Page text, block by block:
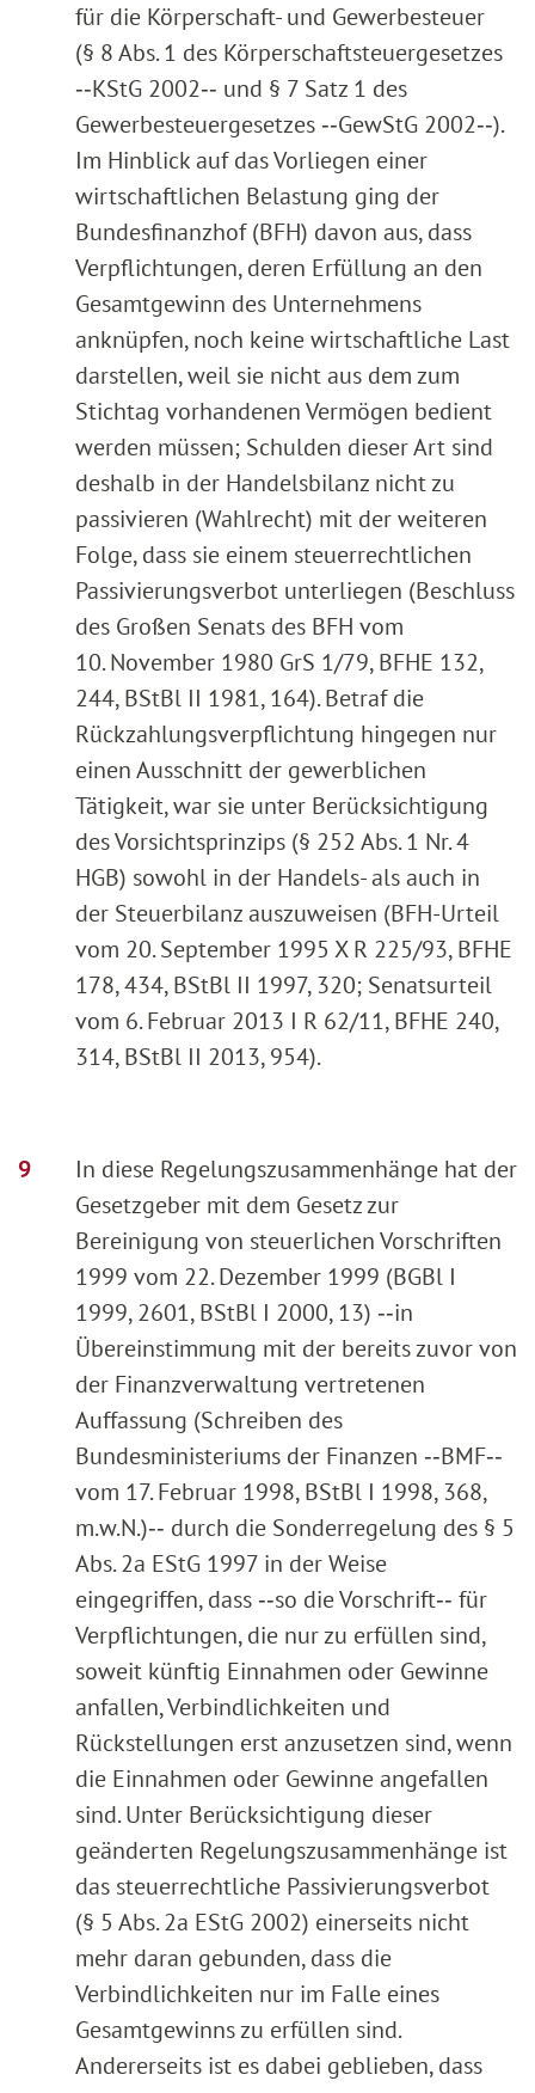
für die Körperschaft- und Gewerbesteuer
(§ 8 Abs. 1 des Körperschaftsteuergesetzes
‑‑KStG 2002‑‑ und § 7 Satz 1 des
Gewerbesteuergesetzes ‑‑GewStG 2002‑‑).
Im Hinblick auf das Vorliegen einer
wirtschaftlichen Belastung ging der
Bundesfinanzhof (BFH) davon aus, dass
Verpflichtungen, deren Erfüllung an den
Gesamtgewinn des Unternehmens
anknüpfen, noch keine wirtschaftliche Last
darstellen, weil sie nicht aus dem zum
Stichtag vorhandenen Vermögen bedient
werden müssen; Schulden dieser Art sind
deshalb in der Handelsbilanz nicht zu
passivieren (Wahlrecht) mit der weiteren
Folge, dass sie einem steuerrechtlichen
Passivierungsverbot unterliegen (Beschluss
des Großen Senats des BFH vom
10. November 1980 GrS 1/79, BFHE 132,
244, BStBl II 1981, 164). Betraf die
Rückzahlungsverpflichtung hingegen nur
einen Ausschnitt der gewerblichen
Tätigkeit, war sie unter Berücksichtigung
des Vorsichtsprinzips (§ 252 Abs. 1 Nr. 4
HGB) sowohl in der Handels- als auch in
der Steuerbilanz auszuweisen (BFH-Urteil
vom 20. September 1995 X R 225/93, BFHE
178, 434, BStBl II 1997, 320; Senatsurteil
vom 6. Februar 2013 I R 62/11, BFHE 240,
314, BStBl II 2013, 954).
In diese Regelungszusammenhänge hat der
Gesetzgeber mit dem Gesetz zur
Bereinigung von steuerlichen Vorschriften
1999 vom 22. Dezember 1999 (BGBl I
1999, 2601, BStBl I 2000, 13) ‑‑in
Übereinstimmung mit der bereits zuvor von
der Finanzverwaltung vertretenen
Auffassung (Schreiben des
Bundesministeriums der Finanzen ‑‑BMF‑‑
vom 17. Februar 1998, BStBl I 1998, 368,
m.w.N.)‑‑ durch die Sonderregelung des § 5
Abs. 2a EStG 1997 in der Weise
eingegriffen, dass ‑‑so die Vorschrift‑‑ für
Verpflichtungen, die nur zu erfüllen sind,
soweit künftig Einnahmen oder Gewinne
anfallen, Verbindlichkeiten und
Rückstellungen erst anzusetzen sind, wenn
die Einnahmen oder Gewinne angefallen
sind. Unter Berücksichtigung dieser
geänderten Regelungszusammenhänge ist
das steuerrechtliche Passivierungsverbot
(§ 5 Abs. 2a EStG 2002) einerseits nicht
mehr daran gebunden, dass die
Verbindlichkeiten nur im Falle eines
Gesamtgewinns zu erfüllen sind.
Andererseits ist es dabei geblieben, dass